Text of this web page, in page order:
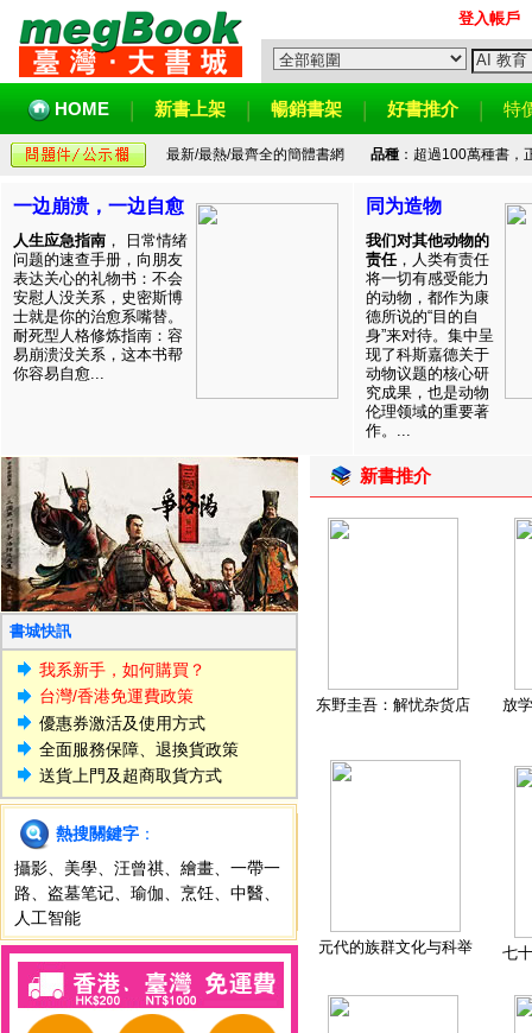
登入帳戶
HOME 新書上架 暢銷書架 好書推介 特
最新/最熱/最齊全的簡體書網 品種：超過100萬種書，
一边崩溃，一边自愈
人生应急指南 ， 日常情绪
问题的速查手册，向朋友
表达关心的礼物书：不会
安慰人没关系，史密斯博
士就是你的治愈系嘴替。
耐死型人格修炼指南：容
易崩溃没关系，这本书帮
你容易自愈...
同为造物
我们对其他动物的
责任，人类有责任
将一切有感受能力
的动物，都作为康
德所说的“目的自
身”来对待。集中呈
现了科斯嘉德关于
动物议题的核心研
究成果，也是动物
伦理领域的重要著
作。...
書城快訊
我系新手，如何購買？
台灣/香港免運費政策
優惠券激活及使用方式
全面服務保障、退換貨政策
送貨上門及超商取貨方式
熱搜關鍵字 ：
攝影
美學 汪曾祺 繪畫
一帶一
路
盗墓笔记 瑜伽 烹饪 中醫
人工智能
新書推介
东野圭吾：解忧杂货店 放
元代的族群文化与科举 七